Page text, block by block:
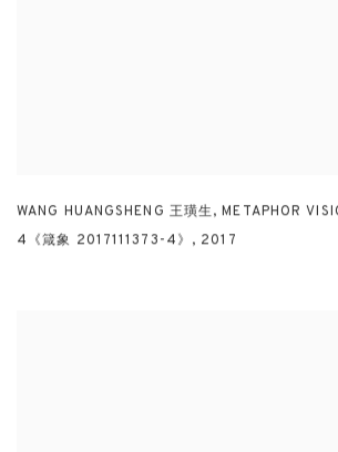
WANG HUANGSHENG 王璜生,METAPHOR
4《箴象 2017111373-4》 , 2017